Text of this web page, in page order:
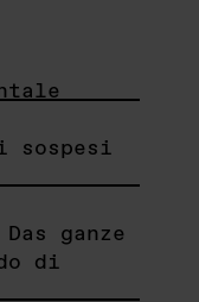
sospesi
ganze
di